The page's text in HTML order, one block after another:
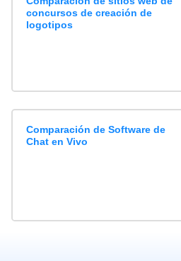
concursos de creación de
logotipos
Comparación de Software de
Chat en Vivo